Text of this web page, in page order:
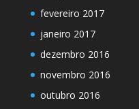
fevereiro 2017
janeiro 2017
dezembro 2016
novembro 2016
outubro 2016